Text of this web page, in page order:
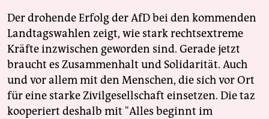
Der drohende Erfolg der AfD bei den kommenden
Landtagswahlen zeigt, wie stark rechtsextreme
Kräfte inzwischen geworden sind. Gerade jetzt
braucht es Zusammenhalt und Solidarität. Auch
und vor allem mit den Menschen, die sich vor Ort
für eine starke Zivilgesellschaft einsetzen. Die taz
kooperiert deshalb mit "Alles beginnt im